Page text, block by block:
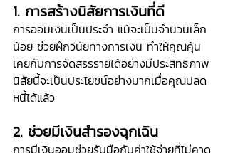
1. การสร้างนิสัยการเงินที่ดี
การออมเงินเป็นประจำ แม้จะเป็นจำนวนเล็ก
น้อย ช่วยฝึกวินัยทางการเงิน ทำให้คุณคุ้น
เคยกับการจัดสรรรายได้อย่างมีประสิทธิภาพ
นิสัยนี้จะเป็นประโยชน์อย่างมากเมื่อคุณปลด
หนี้ได้แล้ว
2. ช่วยมีเงินสำรองฉุกเฉิน
การมีเงินออมช่วยรับมือกับค่าใช้จ่ายที่ไม่คาด